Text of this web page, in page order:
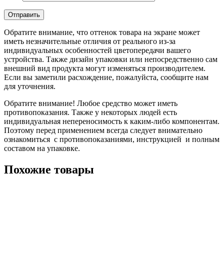
Обратите внимание, что оттенок товара на экране может
иметь незначительные отличия от реального из-за
индивидуальных особенностей цветопередачи вашего
устройства. Также дизайн упаковки или непосредственно сам
внешний вид продукта могут изменяться производителем.
Если вы заметили расхождение, пожалуйста, сообщите нам
для уточнения.
Обратите внимание! Любое средство может иметь
противопоказания. Также у некоторых людей есть
индивидуальная непереносимость к каким-либо компонентам.
Поэтому перед применением всегда следует внимательно
ознакомиться с противопоказаниями, инструкцией и полным
составом на упаковке.
Похожие товары